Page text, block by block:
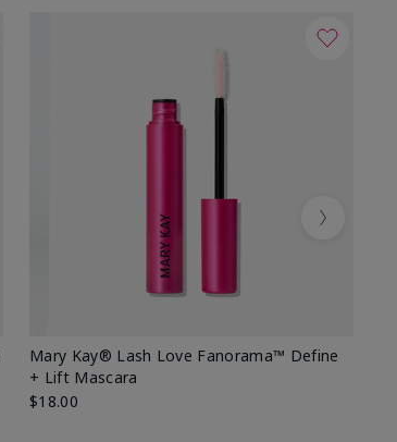
Mary Kay® Lash Love Fanorama™ Define
+ Lift Mascara
$18.00
Next